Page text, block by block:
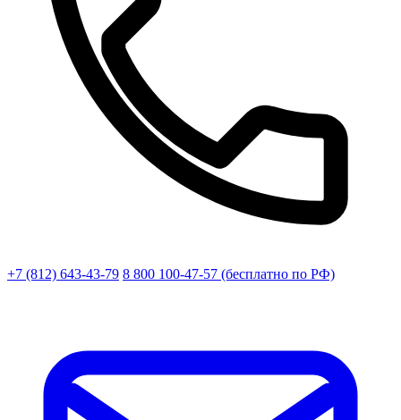
+7 (812) 643-43-79 8 800 100-47-57 (бесплатно по РФ)